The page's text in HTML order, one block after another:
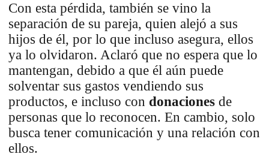
Con esta pérdida, también se vino la
separación de su pareja, quien alejó a sus
hijos de él, por lo que incluso asegura, ellos
ya lo olvidaron. Aclaró que no espera que lo
mantengan, debido a que él aún puede
solventar sus gastos vendiendo sus
productos, e incluso con donaciones de
personas que lo reconocen. En cambio, solo
busca tener comunicación y una relación con
ellos.